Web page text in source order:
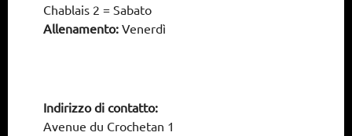
Chablais 2 = Sabato
Allenamento: Venerdì
Indirizzo di contatto:
Avenue du Crochetan 1